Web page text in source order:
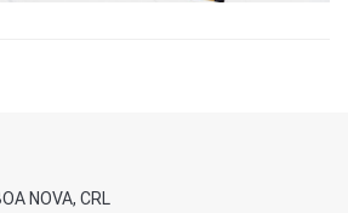
NOVA, CRL